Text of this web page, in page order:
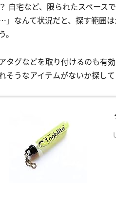
自宅など、限られたスペース
」なんて状況だと、探す範囲
。
タグなどを取り付けるのも有
そうなアイテムがないか探し